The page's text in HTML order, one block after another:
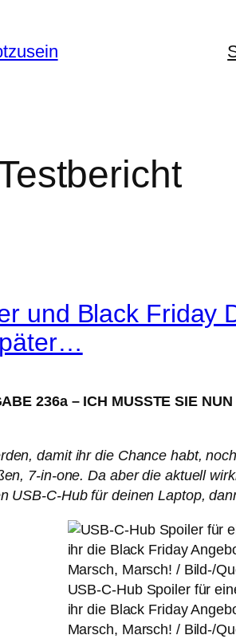
und Black Friday
236a – ICH MUSSTE SIE
damit ihr die Chance habt,
7-in-one. Da aber die aktuell
USB-C-Hub für deinen Laptop,
USB-C-Hub Spoiler für
ihr die Black Friday
Marsch, Marsch! / Bild-/